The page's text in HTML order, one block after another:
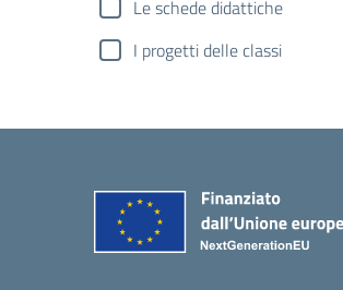
Le schede didattiche
I progetti delle classi